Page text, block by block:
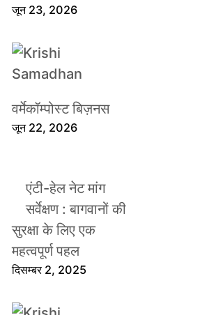
जून 23, 2026
वर्मेकॉम्पोस्ट बिज़नस
जून 22, 2026
एंटी-हेल नेट मांग
सर्वेक्षण : बागवानों की
सुरक्षा के लिए एक
महत्वपूर्ण पहल
दिसम्बर 2, 2025